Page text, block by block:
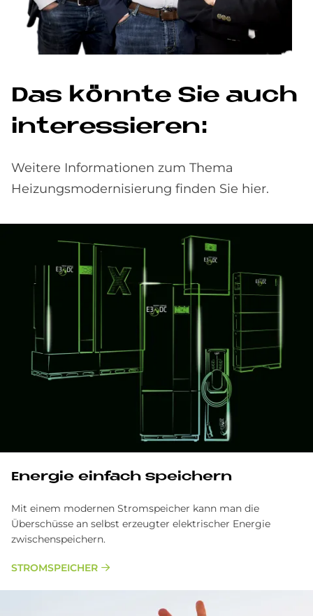
Das könn­te Sie auch
in­ter­es­sie­ren:
Weitere Informationen zum Thema
Heizungsmodernisierung finden Sie hier.
Energie einfach speichern
Mit einem modernen Stromspeicher kann man die
Überschüsse an selbst erzeugter elektrischer Energie
zwischenspeichern.
STROMSPEICHER